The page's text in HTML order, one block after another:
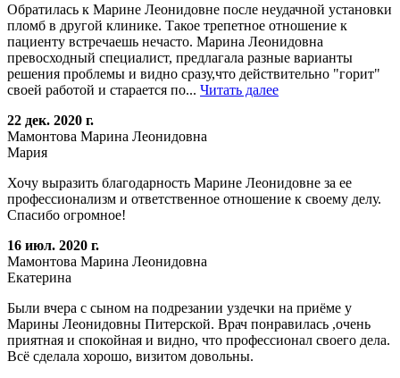
Обратилась к Марине Леонидовне после неудачной установки
пломб в другой клинике. Такое трепетное отношение к
пациенту встречаешь нечасто. Марина Леонидовна
превосходный специалист, предлагала разные варианты
решения проблемы и видно сразу,что действительно "горит"
своей работой и старается по... Читать далее
22 дек. 2020 г.
Мамонтова Марина Леонидовна
Мария
Хочу выразить благодарность Марине Леонидовне за ее
профессионализм и ответственное отношение к своему делу.
Спасибо огромное!
16 июл. 2020 г.
Мамонтова Марина Леонидовна
Екатерина
Были вчера с сыном на подрезании уздечки на приёме у
Марины Леонидовны Питерской. Врач понравилась ,очень
приятная и спокойная и видно, что профессионал своего дела.
Всё сделала хорошо, визитом довольны.